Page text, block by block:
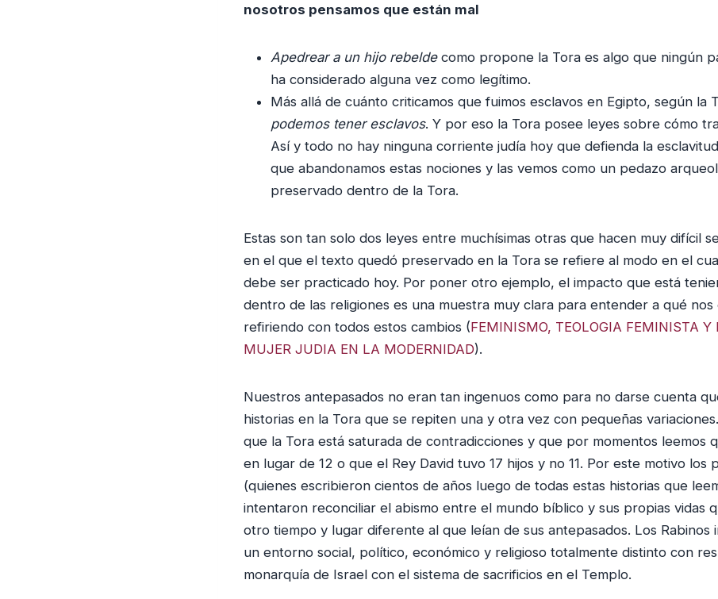
nosotros pensamos que están mal
Apedrear a un hijo rebeldecomo propone la Tora es algo que ningún
ha considerado alguna vez como legítimo.
Más allá de cuánto criticamos que fuimos esclavos en Egipto, según la
podemos tener esclavos. Y por eso la Tora posee leyes sobre cómo
Así y todo no hay ninguna corriente judía hoy que defienda la
que abandonamos estas nociones y las vemos como un pedazo
preservado dentro de la Tora.
Estas son tan solo dos leyes entre muchísimas otras que hacen muy difícil
en el que el texto quedó preservado en la Tora se refiere al modo en el
debe ser practicado hoy. Por poner otro ejemplo, el impacto que está
dentro de las religiones es una muestra muy clara para entender a qué nos
refiriendo con todos estos cambios (FEMINISMO, TEOLOGIA FEMINISTA Y
MUJER JUDIA EN LA MODERNIDAD).
Nuestros antepasados no eran tan ingenuos como para no darse cuenta
historias en la Tora que se repiten una y otra vez con pequeñas
que la Tora está saturada de contradicciones y que por momentos leemos
en lugar de 12 o que el Rey David tuvo 17 hijos y no 11. Por este motivo los
(quienes escribieron cientos de años luego de todas estas historias que
intentaron reconciliar el abismo entre el mundo bíblico y sus propias vidas
otro tiempo y lugar diferente al que leían de sus antepasados. Los Rabinos
un entorno social, político, económico y religioso totalmente distinto con
monarquía de Israel con el sistema de sacrificios en el Templo.